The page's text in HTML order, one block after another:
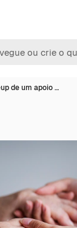
de um apoio …